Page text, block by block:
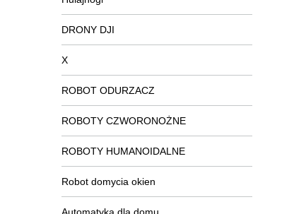
DRONY DJI
X
ROBOT ODURZACZ
ROBOTY CZWORONOŻNE
ROBOTY HUMANOIDALNE
Robot domycia okien